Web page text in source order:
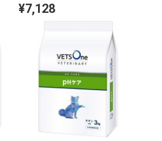
¥7,128